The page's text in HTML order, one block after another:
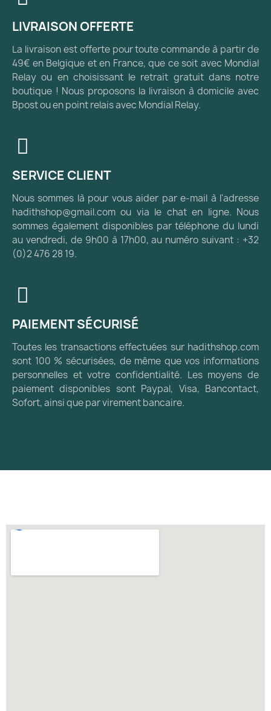
LIVRAISON OFFERTE
La livraison est offerte pour toute commande à partir de
49€ en Belgique et en France, que ce soit avec Mondial
Relay ou en choisissant le retrait gratuit dans notre
boutique ! Nous proposons la livraison à domicile avec
Bpost ou en point relais avec Mondial Relay.
SERVICE CLIENT
Nous sommes là pour vous aider par e-mail à l'adresse
hadithshop@gmail.com ou via le chat en ligne. Nous
sommes également disponibles par téléphone du lundi
au vendredi, de 9h00 à 17h00, au numéro suivant : +32
(0)2 476 28 19.
PAIEMENT SÉCURISÉ
Toutes les transactions effectuées sur hadithshop.com
sont 100 % sécurisées, de même que vos informations
personnelles et votre confidentialité. Les moyens de
paiement disponibles sont Paypal, Visa, Bancontact,
Sofort, ainsi que par virement bancaire.